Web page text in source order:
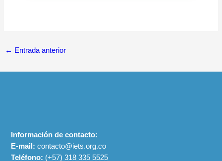
← Entrada anterior
Información de contacto:
E-mail: contacto@iets.org.co
Teléfono: (+57)318 335 5525